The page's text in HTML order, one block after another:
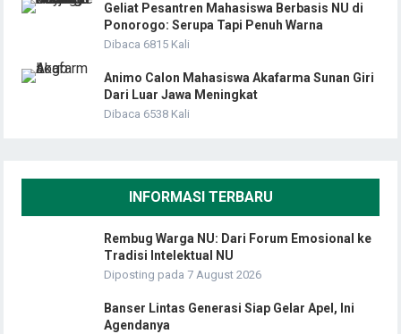
Geliat Pesantren Mahasiswa Berbasis NU di
Ponorogo: Serupa Tapi Penuh Warna
Dibaca 6815 Kali
Animo Calon Mahasiswa Akafarma Sunan Giri
Dari Luar Jawa Meningkat
Dibaca 6538 Kali
INFORMASI TERBARU
Rembug Warga NU: Dari Forum Emosional ke
Tradisi Intelektual NU
Diposting pada 7 August 2026
Banser Lintas Generasi Siap Gelar Apel, Ini
Agendanya